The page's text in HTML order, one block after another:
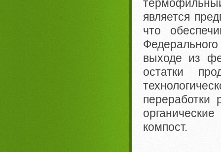
является
что
выходе из
остатки
переработки
компост.